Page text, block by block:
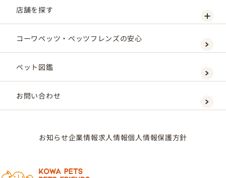
店舗を探す
コーワペッツ・ペッツフレンズの安心
ペット図鑑
お問い合わせ
お知らせ企業情報求人情報個人情報保護方針